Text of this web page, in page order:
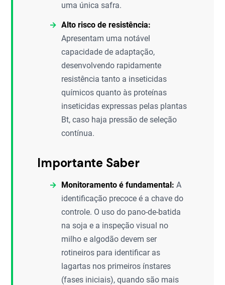
uma única safra.
Alto risco de resistência:
Apresentam uma notável
capacidade de adaptação,
desenvolvendo rapidamente
resistência tanto a inseticidas
químicos quanto às proteínas
inseticidas expressas pelas plantas
Bt, caso haja pressão de seleção
contínua.
Importante Saber
Monitoramento é fundamental: A
identificação precoce é a chave do
controle. O uso do pano-de-batida
na soja e a inspeção visual no
milho e algodão devem ser
rotineiros para identificar as
lagartas nos primeiros ínstares
(fases iniciais), quando são mais